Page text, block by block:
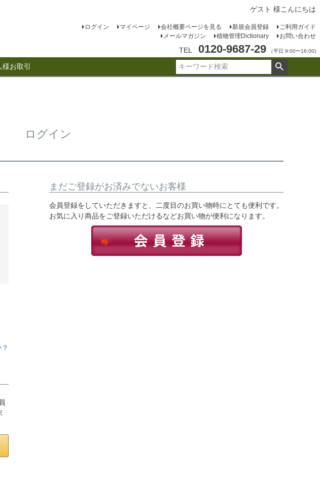
ゲスト 様こんにちは
ログイン マイページ 会社概要ページを見る 新規会員登録
ご利用ガイド
メールマガジン
植物管理Dictionary お問い合わせ
TEL 0120-9687-29 （平日 9:00〜16:00)
お取引
検索
ログイン
まだご登録がお済みでないお客様
会員登録をしていただきますと、二度目のお買い物時にとても便利です。
お気に入り商品をご登録いただけるなどお買い物が便利になります。